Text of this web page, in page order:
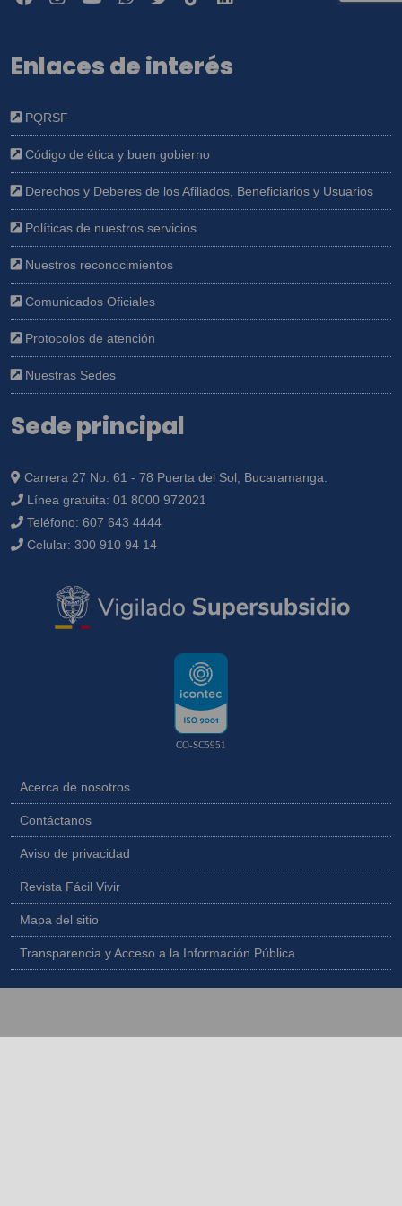
Enlaces de interés
PQRSF
Código de ética y buen gobierno
Derechos y Deberes de los Afiliados, Beneficiarios y Usuarios
Políticas de nuestros servicios
Nuestros reconocimientos
Comunicados Oficiales
Protocolos de atención
Nuestras Sedes
Sede principal
Carrera 27 No. 61 - 78 Puerta del Sol, Bucaramanga.
Línea gratuita: 01 8000 972021
Teléfono: 607 643 4444
Celular: 300 910 94 14
CO-SC5951
Acerca de nosotros
Contáctanos
Aviso de privacidad
Revista Fácil Vivir
Mapa del sitio
Transparencia y Acceso a la Información Pública